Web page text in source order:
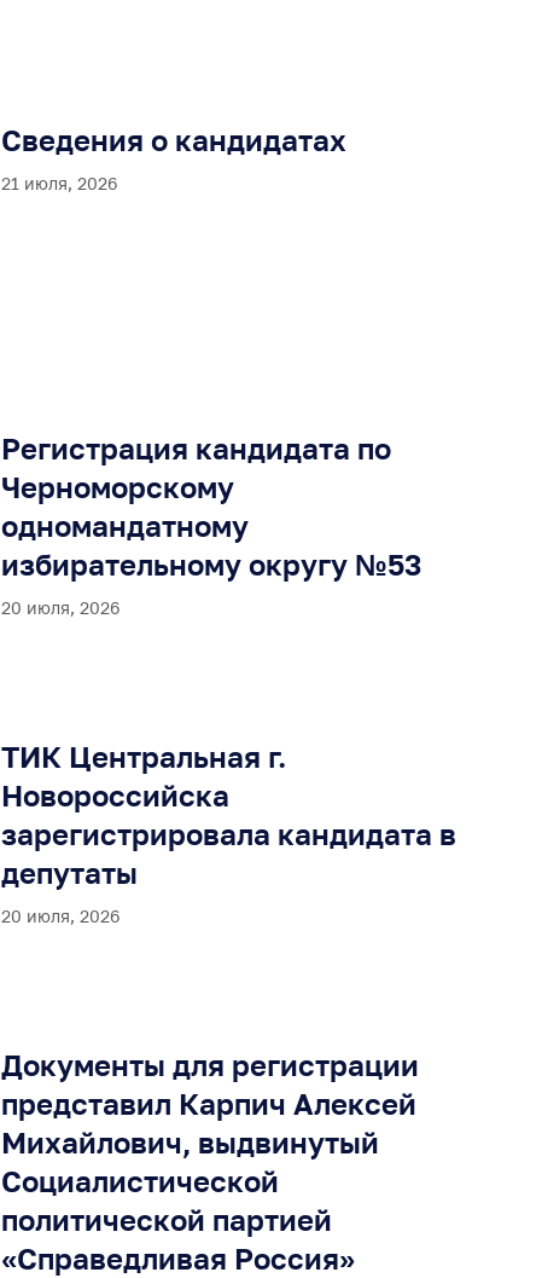
Сведения о кандидатах
21 июля, 2026
Регистрация кандидата по
Черноморскому
одномандатному
избирательному округу №53
20 июля, 2026
ТИК Центральная г.
Новороссийска
зарегистрировала кандидата в
депутаты
20 июля, 2026
Документы для регистрации
представил Карпич Алексей
Михайлович, выдвинутый
Социалистической
политической партией
«Справедливая Россия»